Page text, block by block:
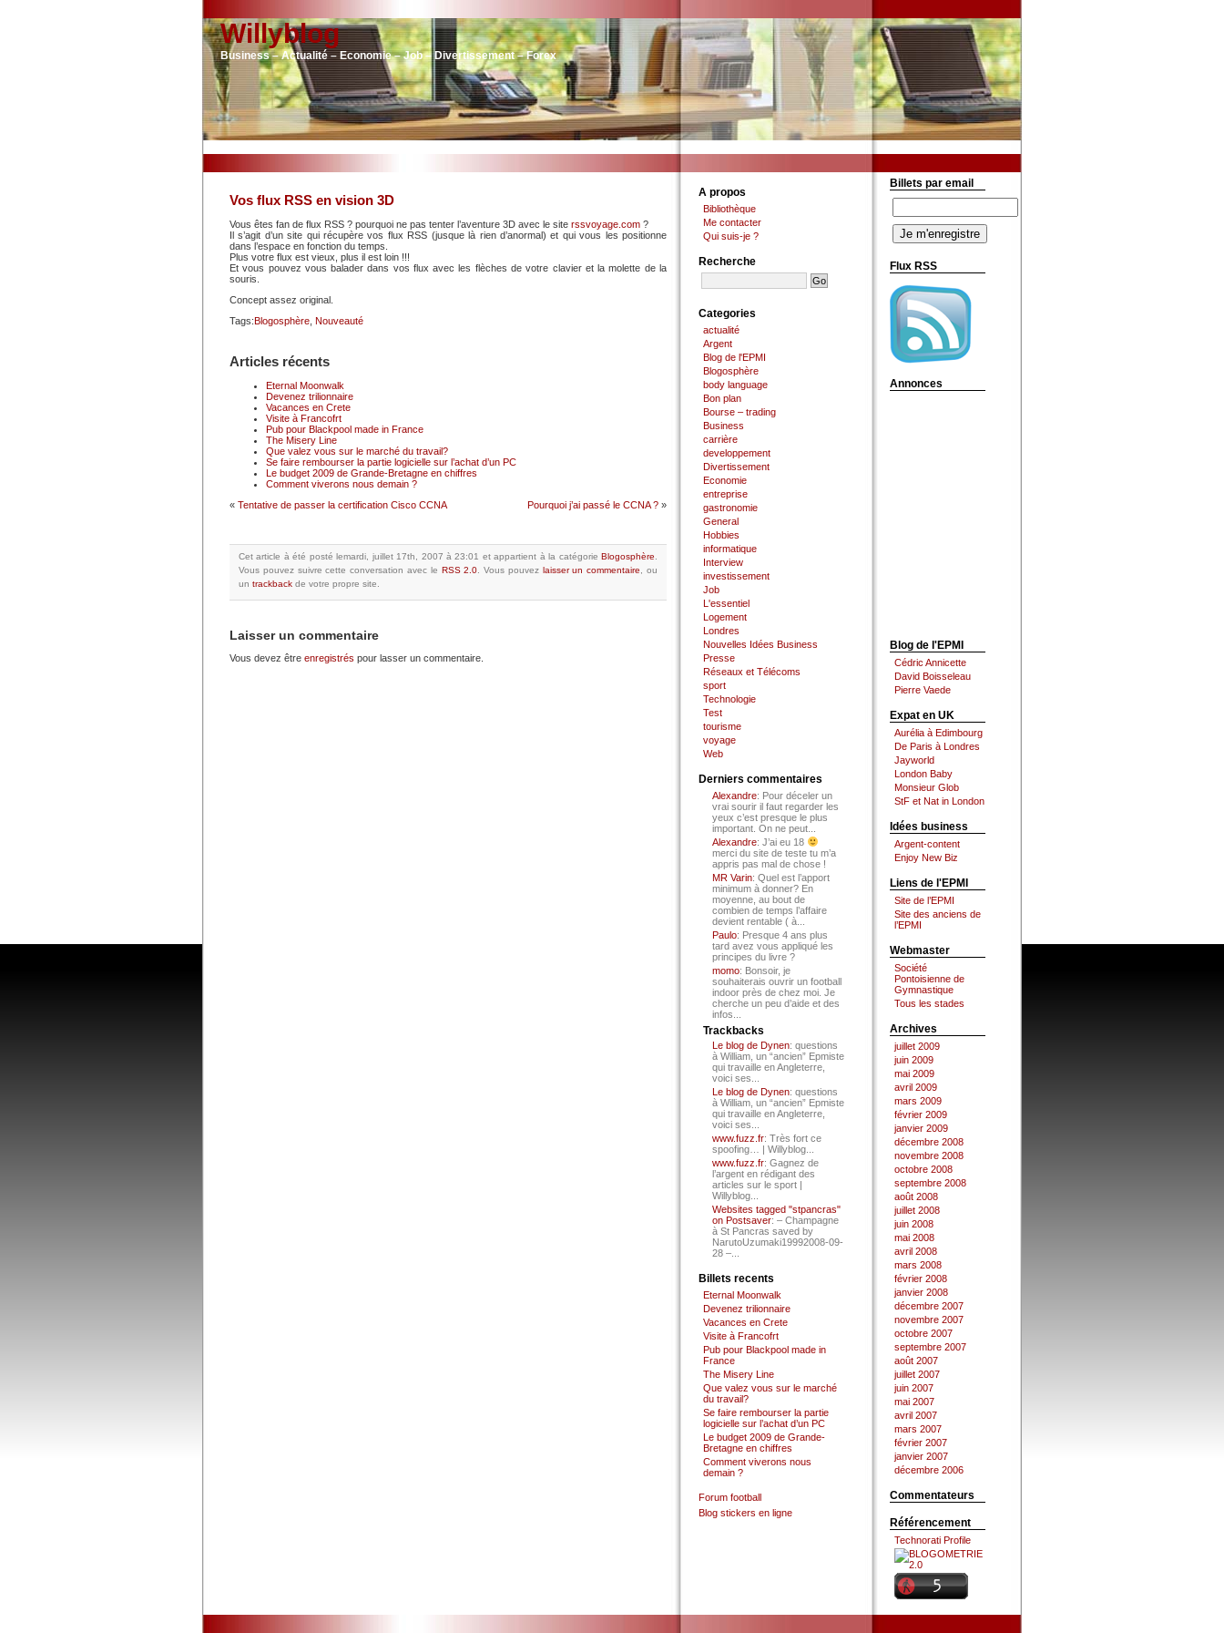
Willyblog
Business – Actualité – Economie – Job – Divertissement – Forex
Vos flux RSS en vision 3D
Vous êtes fan de flux RSS ? pourquoi ne pas tenter l’aventure 3D avec le site rssvoyage.com ?
Il s’agit d’un site qui récupère vos flux RSS (jusque là rien d’anormal) et qui vous les positionne
dans l’espace en fonction du temps.
Plus votre flux est vieux, plus il est loin !!!
Et vous pouvez vous balader dans vos flux avec les flèches de votre clavier et la molette de la
souris.
Concept assez original.
Tags:Blogosphère Nouveauté
Articles récents
Eternal Moonwalk
Devenez trilionnaire
Vacances en Crete
Visite à Francofrt
Pub pour Blackpool made in France
The Misery Line
Que valez vous sur le marché du travail?
Se faire rembourser la partie logicielle sur l’achat d’un PC
Le budget 2009 de Grande-Bretagne en chiffres
Comment viverons nous demain ?
« Tentative de passer la certification Cisco CCNA Pourquoi j’ai passé le CCNA ? »
Cet article à été posté lemardi, juillet 17th, 2007 à 23:01 et appartient à la catégorie Blogosphère
Vous pouvez suivre cette conversation avec le RSS 2.0 .Vous pouvez laisser un commentaire
, ou
un trackback de votre propre site.
Laisser un commentaire
Vous devez être enregistrés pour lasser un commentaire.
A propos
Bibliothèque
Me contacter
Qui suis-je ?
Recherche
Categories
actualité
Argent
Blog de l'EPMI
Blogosphère
body language
Bon plan
Bourse – trading
Business
carrière
developpement
Divertissement
Economie
entreprise
gastronomie
General
Hobbies
informatique
Interview
investissement
Job
L'essentiel
Logement
Londres
Nouvelles Idées Business
Presse
Réseaux et Télécoms
sport
Technologie
Test
tourisme
voyage
Web
Derniers commentaires
Alexandre: Pour déceler un
vrai sourir il faut regarder les
yeux c’est presque le plus
important. On ne peut...
Alexandre: J’ai eu 18
merci du site de teste tu m’a
appris pas mal de chose !
MR Varin: Quel est l’apport
minimum à donner? En
moyenne, au bout de
combien de temps l’affaire
devient rentable ( à...
Paulo: Presque 4 ans plus
tard avez vous appliqué les
principes du livre ?
momo: Bonsoir, je
souhaiterais ouvrir un football
indoor près de chez moi. Je
cherche un peu d’aide et des
infos...
Trackbacks
Le blog de Dynen: questions
à William, un “ancien” Epmiste
qui travaille en Angleterre,
voici ses...
Le blog de Dynen: questions
à William, un “ancien” Epmiste
qui travaille en Angleterre,
voici ses...
www.fuzz.fr: Très fort ce
spoofing… | Willyblog...
www.fuzz.fr: Gagnez de
l’argent en rédigant des
articles sur le sport |
Willyblog...
Websites tagged "stpancras"
on Postsaver: – Champagne
à St Pancras saved by
NarutoUzumaki19992008-09-
28 –...
Billets recents
Eternal Moonwalk
Devenez trilionnaire
Vacances en Crete
Visite à Francofrt
Pub pour Blackpool made in
France
The Misery Line
Que valez vous sur le marché
du travail?
Se faire rembourser la partie
logicielle sur l’achat d’un PC
Le budget 2009 de Grande-
Bretagne en chiffres
Comment viverons nous
demain ?
Forum football
Blog stickers en ligne
Billets par email
Flux RSS
Annonces
Blog de l'EPMI
Cédric Annicette
David Boisseleau
Pierre Vaede
Expat en UK
Aurélia à Edimbourg
De Paris à Londres
Jayworld
London Baby
Monsieur Glob
StF et Nat in London
Idées business
Argent-content
Enjoy New Biz
Liens de l'EPMI
Site de l’EPMI
Site des anciens de
l’EPMI
Webmaster
Société
Pontoisienne de
Gymnastique
Tous les stades
Archives
juillet 2009
juin 2009
mai 2009
avril 2009
mars 2009
février 2009
janvier 2009
décembre 2008
novembre 2008
octobre 2008
septembre 2008
août 2008
juillet 2008
juin 2008
mai 2008
avril 2008
mars 2008
février 2008
janvier 2008
décembre 2007
novembre 2007
octobre 2007
septembre 2007
août 2007
juillet 2007
juin 2007
mai 2007
avril 2007
mars 2007
février 2007
janvier 2007
décembre 2006
Commentateurs
Référencement
Technorati Profile